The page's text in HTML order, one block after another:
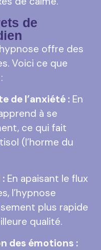
de
offre des
Voici ce que
de l’anxiété : En
à se
ce qui fait
(l’horme du
En apaisant le flux
l’hypnose
plus rapide
qualité.
des émotions :